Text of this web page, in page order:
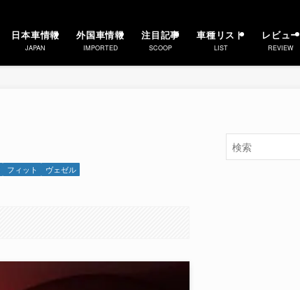
日本車情報
JAPAN
外国車情報
IMPORTED
注目記事
SCOOP
車種リスト
LIST
レビュー
REVIEW
フィット ヴェゼル